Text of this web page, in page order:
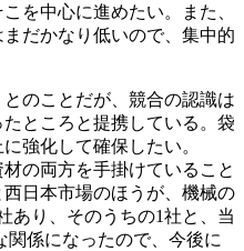
を中心に進めたい。また、
だかなり低いので、集中的
のことだが、競合の認識は
ところと提携している。袋
強化して確保したい。
の両方を手掛けていること
日本市場のほうが、機械の
あり、そのうちの1社と、当
関係になったので、今後に